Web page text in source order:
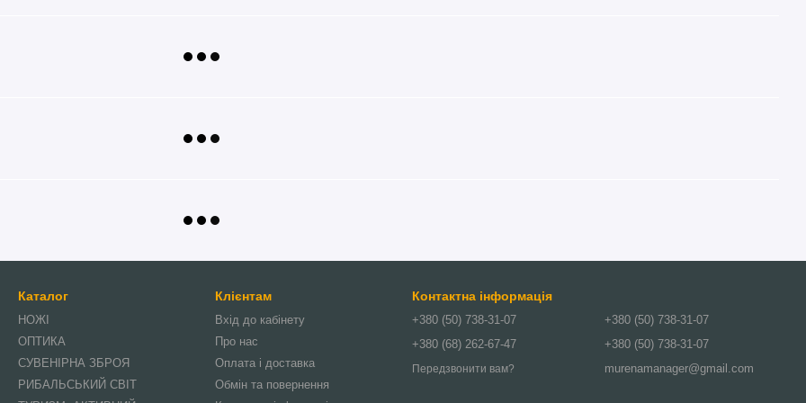
Каталог
НОЖІ
ОПТИКА
СУВЕНІРНА ЗБРОЯ
РИБАЛЬСЬКИЙ СВІТ
Клієнтам
Вхід до кабінету
Про нас
Оплата і доставка
Обмін та повернення
Контактна інформація
+380 (50) 738-31-07
+380 (68) 262-67-47
Передзвонити вам?
+380 (50) 738-31-07
+380 (50) 738-31-07
murenamanager@gmail.com